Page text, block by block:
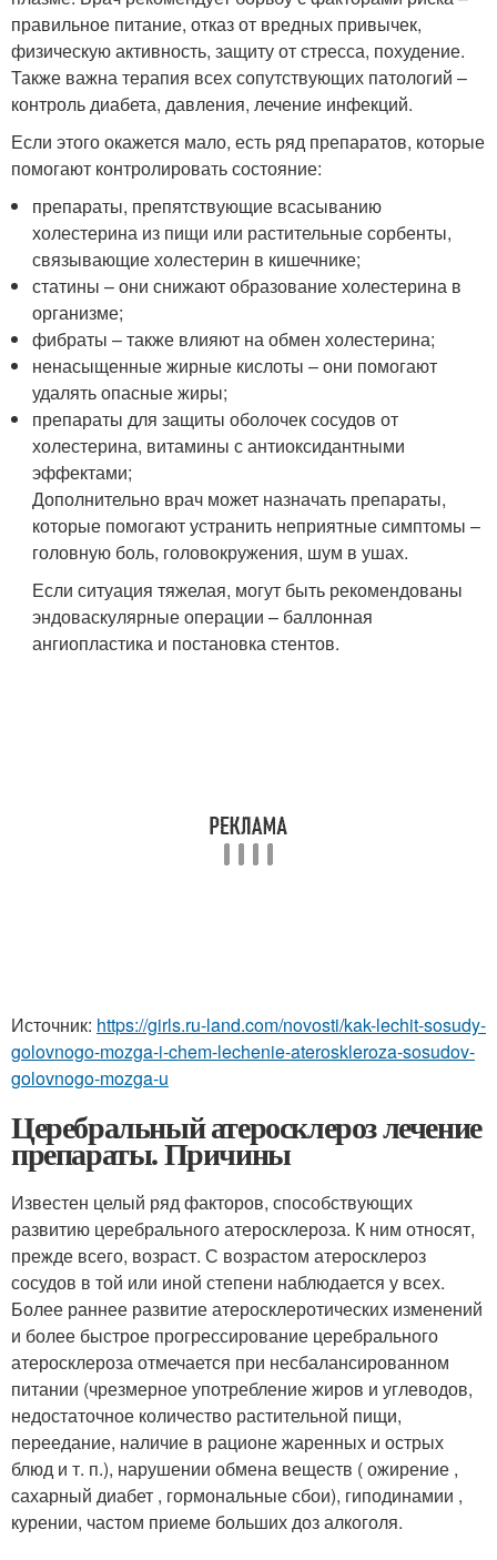
правильное питание, отказ от вредных привычек,
физическую активность, защиту от стресса, похудение.
Также важна терапия всех сопутствующих патологий –
контроль диабета, давления, лечение инфекций.
Если этого окажется мало, есть ряд препаратов, которые
помогают контролировать состояние:
препараты, препятствующие всасыванию
холестерина из пищи или растительные сорбенты,
связывающие холестерин в кишечнике;
статины – они снижают образование холестерина в
организме;
фибраты – также влияют на обмен холестерина;
ненасыщенные жирные кислоты – они помогают
удалять опасные жиры;
препараты для защиты оболочек сосудов от
холестерина, витамины с антиоксидантными
эффектами;
Дополнительно врач может назначать препараты,
которые помогают устранить неприятные симптомы –
головную боль, головокружения, шум в ушах.
Если ситуация тяжелая, могут быть рекомендованы
эндоваскулярные операции – баллонная
ангиопластика и постановка стентов.
Источник: https://girls.ru-land.com/novosti/kak-lechit-sosudy-
golovnogo-mozga-i-chem-lechenie-ateroskleroza-sosudov-
golovnogo-mozga-u
Церебральный атеросклероз лечение
препараты. Причины
Известен целый ряд факторов, способствующих
развитию церебрального атеросклероза. К ним относят,
прежде всего, возраст. С возрастом атеросклероз
сосудов в той или иной степени наблюдается у всех.
Более раннее развитие атеросклеротических изменений
и более быстрое прогрессирование церебрального
атеросклероза отмечается при несбалансированном
питании (чрезмерное употребление жиров и углеводов,
недостаточное количество растительной пищи,
переедание, наличие в рационе жаренных и острых
блюд и т. п.), нарушении обмена веществ ( ожирение ,
сахарный диабет , гормональные сбои), гиподинамии ,
курении, частом приеме больших доз алкоголя.